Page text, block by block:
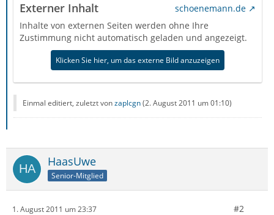
Externer Inhalt
schoenemann.de
Inhalte von externen Seiten werden ohne Ihre
Zustimmung nicht automatisch geladen und angezeigt.
Klicken Sie hier, um das externe Bild anzuzeigen
Einmal editiert, zuletzt vonzaplcgn(2. August 2011 um 01:10)
HaasUwe
Senior-Mitglied
1. August 2011 um 23:37 #2